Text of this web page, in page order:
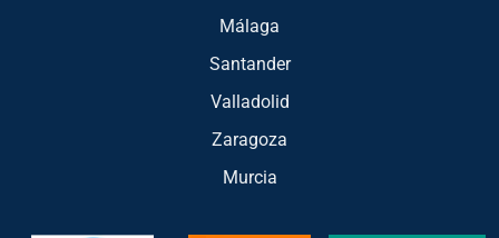
Málaga
Santander
Valladolid
Zaragoza
Murcia